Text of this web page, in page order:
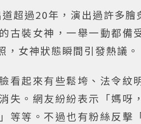
道超過20年，演出過許多膾
古裝女神，一舉一動都備
，女神狀態瞬間引發熱議。
看起來有些鬆垮、法令紋
失。網友紛紛表示「媽呀
等等。不過也有粉絲反擊